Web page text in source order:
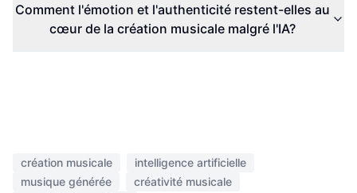
Comment l'émotion et l'authenticité restent-elles au
cœur de la création musicale malgré l'IA?
création musicale
intelligence artificielle
musique générée
créativité musicale